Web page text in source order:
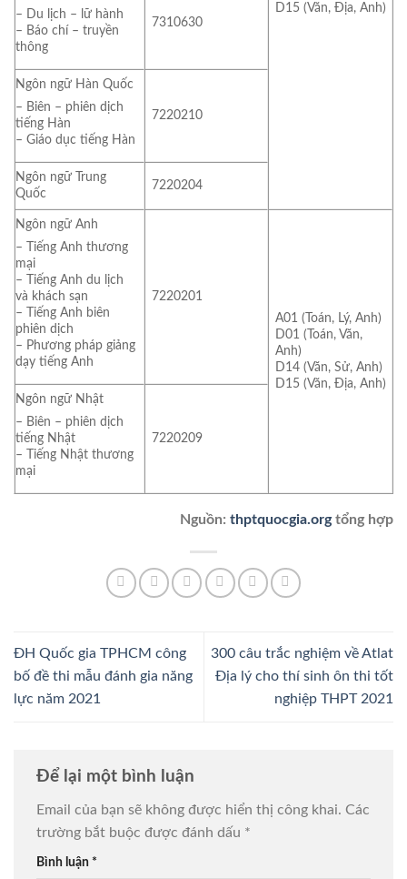
D15 (Văn, Địa, Anh)
– Du lịch – lữ hành
– Báo chí – truyền
thông
7310630
Ngôn ngữ Hàn Quốc
– Biên – phiên dịch
tiếng Hàn
– Giáo dục tiếng Hàn
7220210
Ngôn ngữ Trung
Quốc
7220204
Ngôn ngữ Anh
– Tiếng Anh thương
mại
– Tiếng Anh du lịch
và khách sạn
– Tiếng Anh biên
phiên dịch
– Phương pháp giảng
dạy tiếng Anh
7220201
A01 (Toán, Lý, Anh)
D01 (Toán, Văn,
Anh)
D14 (Văn, Sử, Anh)
D15 (Văn, Địa, Anh)
Ngôn ngữ Nhật
– Biên – phiên dịch
tiếng Nhật
– Tiếng Nhật thương
mại
7220209
Nguồn: thptquocgia.orgtổng hợp
ĐH Quốc gia TPHCM công
bố đề thi mẫu đánh gia năng
lực năm 2021
300 câu trắc nghiệm về Atlat
Địa lý cho thí sinh ôn thi tốt
nghiệp THPT 2021
Để lại một bình luận
Email của bạn sẽ không được hiển thị công khai. Các
trường bắt buộc được đánh dấu *
Bình luận *